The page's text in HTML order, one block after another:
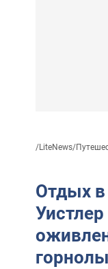
/LiteNews/
Отдых